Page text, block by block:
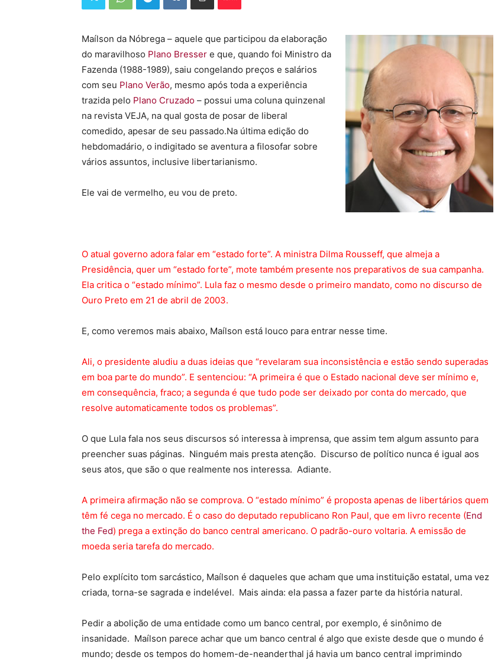
Maílson da Nóbrega – aquele que participou da elaboração
do maravilhoso Plano Bresser e que, quando foi Ministro da
Fazenda (1988-1989), saiu congelando preços e salários
com seu Plano Verão, mesmo após toda a experiência
trazida pelo Plano Cruzado – possui uma coluna quinzenal
na revista VEJA, na qual gosta de posar de liberal
comedido, apesar de seu passado.Na última edição do
hebdomadário, o indigitado se aventura a filosofar sobre
vários assuntos, inclusive libertarianismo.
Ele vai de vermelho, eu vou de preto.
O atual governo adora falar em “estado forte”. A ministra Dilma Rousseff, que almeja a
Presidência, quer um “estado forte”, mote também presente nos preparativos de sua campanha.
Ela critica o “estado mínimo”. Lula faz o mesmo desde o primeiro mandato, como no discurso de
Ouro Preto em 21 de abril de 2003.
E, como veremos mais abaixo, Maílson está louco para entrar nesse time.
Ali, o presidente aludiu a duas ideias que “revelaram sua inconsistência e estão sendo superadas
em boa parte do mundo”. E sentenciou: “A primeira é que o Estado nacional deve ser mínimo e,
em consequência, fraco; a segunda é que tudo pode ser deixado por conta do mercado, que
resolve automaticamente todos os problemas”.
O que Lula fala nos seus discursos só interessa à imprensa, que assim tem algum assunto para
preencher suas páginas. Ninguém mais presta atenção. Discurso de político nunca é igual aos
seus atos, que são o que realmente nos interessa. Adiante.
A primeira afirmação não se comprova. O “estado mínimo” é proposta apenas de libertários quem
têm fé cega no mercado. É o caso do deputado republicano Ron Paul, que em livro recente (End
the Fed) prega a extinção do banco central americano. O padrão-ouro voltaria. A emissão de
moeda seria tarefa do mercado.
Pelo explícito tom sarcástico, Maílson é daqueles que acham que uma instituição estatal, uma vez
criada, torna-se sagrada e indelével. Mais ainda: ela passa a fazer parte da história natural.
Pedir a abolição de uma entidade como um banco central, por exemplo, é sinônimo de
insanidade. Maílson parece achar que um banco central é algo que existe desde que o mundo é
mundo; desde os tempos do homem-de-neanderthal já havia um banco central imprimindo